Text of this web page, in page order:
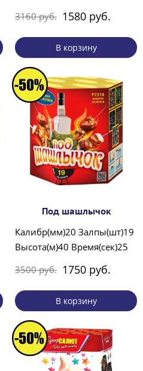
3160 руб. 1580 руб.
В корзину
Под шашлычок
Калибр(мм)20 Залпы(шт)19
Высота(м)40 Время(сек)25
3500 руб. 1750 руб.
В корзину